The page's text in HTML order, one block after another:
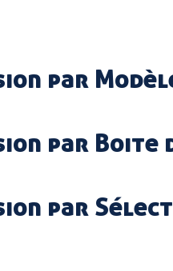
par
par Boite
par